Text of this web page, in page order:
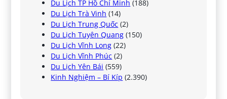
Du Lịch TP Hồ Chí Minh (188)
Du Lịch Trà Vinh (14)
Du Lịch Trung Quốc (2)
Du Lịch Tuyên Quang (150)
Du Lịch Vĩnh Long (22)
Du Lịch Vĩnh Phúc (2)
Du Lịch Yên Bái (559)
Kinh Nghiệm – Bí Kíp (2.390)